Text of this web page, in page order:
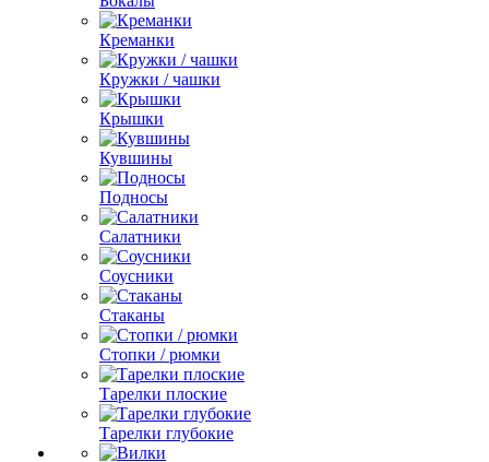
Креманки
Кружки / чашки
Крышки
Кувшины
Подносы
Салатники
Соусники
Стаканы
Стопки / рюмки
Тарелки плоские
Тарелки глубокие